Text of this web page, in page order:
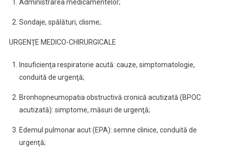
Administrarea medicamentelor;
Sondaje, spălături, clisme;.
URGENŢE MEDICO-CHIRURGICALE
Insuficienţa respiratorie acută: cauze, simptomatologie,
conduită de urgenţă;
Bronhopneumopatia obstructivă cronică acutizată (BPOC
acutizată): simptome, măsuri de urgenţă;
Edemul pulmonar acut (EPA): semne clinice, conduită de
urgenţă;